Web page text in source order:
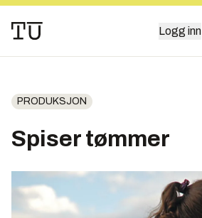
Logg inn
PRODUKSJON
Spiser tømmer